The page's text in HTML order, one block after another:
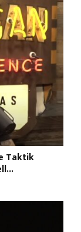
Taktik